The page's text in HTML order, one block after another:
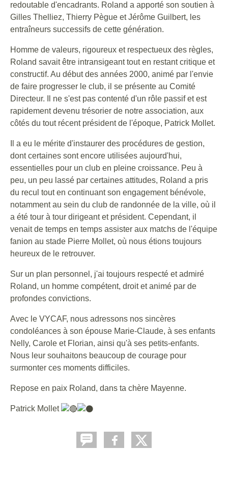
redoutable d'encadrants. Roland a apporté son soutien à
Gilles Thelliez, Thierry Pègue et Jérôme Guilbert, les
entraîneurs successifs de cette génération.
Homme de valeurs, rigoureux et respectueux des règles,
Roland savait être intransigeant tout en restant critique et
constructif. Au début des années 2000, animé par l'envie
de faire progresser le club, il se présente au Comité
Directeur. Il ne s'est pas contenté d'un rôle passif et est
rapidement devenu trésorier de notre association, aux
côtés du tout récent président de l'époque, Patrick Mollet.
Il a eu le mérite d'instaurer des procédures de gestion,
dont certaines sont encore utilisées aujourd'hui,
essentielles pour un club en pleine croissance. Peu à
peu, un peu lassé par certaines attitudes, Roland a pris
du recul tout en continuant son engagement bénévole,
notamment au sein du club de randonnée de la ville, où il
a été tour à tour dirigeant et président. Cependant, il
venait de temps en temps assister aux matchs de l'équipe
fanion au stade Pierre Mollet, où nous étions toujours
heureux de le retrouver.
Sur un plan personnel, j'ai toujours respecté et admiré
Roland, un homme compétent, droit et animé par de
profondes convictions.
Avec le VYCAF, nous adressons nos sincères
condoléances à son épouse Marie-Claude, à ses enfants
Nelly, Carole et Florian, ainsi qu'à ses petits-enfants.
Nous leur souhaitons beaucoup de courage pour
surmonter ces moments difficiles.
Repose en paix Roland, dans ta chère Mayenne.
Patrick Mollet